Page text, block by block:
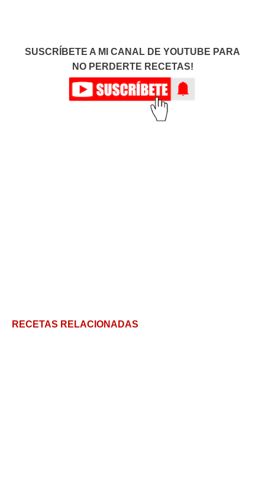
SUSCRÍBETE A MI CANAL DE YOUTUBE PARA
NO PERDERTE RECETAS!
RECETAS RELACIONADAS